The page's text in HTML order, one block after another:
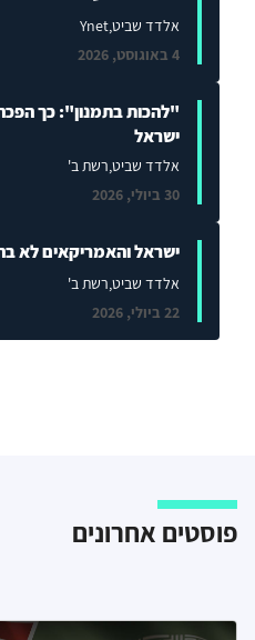
אלדד שביט,Ynet
4 באוגוסט, 2026
"להכות בתמנון": כך
ישראל
אלדד שביט,רשת ב'
30 ביולי, 2026
ישראל והאמריקאים לא
אלדד שביט,רשת ב'
22 ביולי, 2026
פוסטים אחרונים